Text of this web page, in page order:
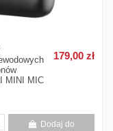
MINI MIC
179,00 zł
Dodaj do